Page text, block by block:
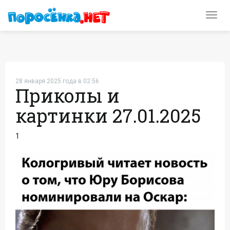
28 января 2025 года в 02:56
Приколы и
картинки 27.01.2025
1